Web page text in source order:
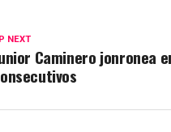
NEXT
Caminero jonronea